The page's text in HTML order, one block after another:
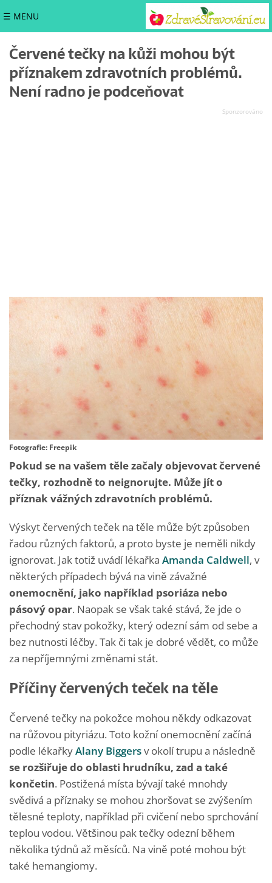
☰ MENU
Červené tečky na kůži mohou být
příznakem zdravotních problémů.
Není radno je podceňovat
Fotografie: Freepik
Pokud se na vašem těle začaly objevovat červené
tečky, rozhodně to neignorujte. Může jít o
příznak vážných zdravotních problémů.
Výskyt červených teček na těle může být způsoben
řadou různých faktorů, a proto byste je neměli nikdy
ignorovat. Jak totiž uvádí lékařka Amanda Caldwell, v
některých případech bývá na vině závažné
onemocnění, jako například psoriáza nebo
pásový opar. Naopak se však také stává, že jde o
přechodný stav pokožky, který odezní sám od sebe a
bez nutnosti léčby. Tak či tak je dobré vědět, co může
za nepříjemnými změnami stát.
Příčiny červených teček na těle
Červené tečky na pokožce mohou někdy odkazovat
na růžovou pityriázu. Toto kožní onemocnění začíná
podle lékařkyAlany Biggersv okolí trupu a následně
se rozšiřuje do oblasti hrudníku, zad a také
končetin. Postižená místa bývají také mnohdy
svědivá a příznaky se mohou zhoršovat se zvýšením
tělesné teploty, například při cvičení nebo sprchování
teplou vodou. Většinou pak tečky odezní během
několika týdnů až měsíců. Na vině poté mohou být
také hemangiomy.